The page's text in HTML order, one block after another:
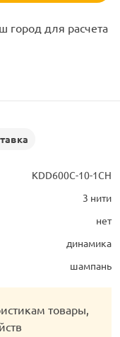
город для расчета
KDD600C-10-1CH
3 нити
нет
динамика
шампань
товары,